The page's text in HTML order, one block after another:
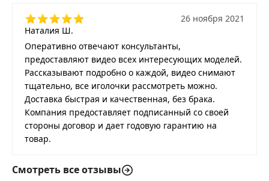
Наталия Ш.
26 ноября 2021
Оперативно отвечают консультанты,
предоставляют видео всех интересующих моделей.
Рассказывают подробно о каждой, видео снимают
тщательно, все иголочки рассмотреть можно.
Доставка быстрая и качественная, без брака.
Компания предоставляет подписанный со своей
стороны договор и дает годовую гарантию на
товар.
Смотреть все отзывы